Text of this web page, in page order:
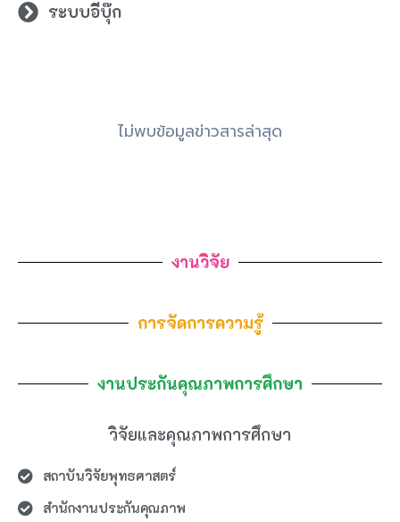
ระบบอีบุ๊ก
ไม่พบข้อมูลข่าวสารล่าสุด
งานวิจัย
การจัดการความรู้
งานประกันคุณภาพการศึกษา
วิจัยและคุณภาพการศึกษา​
สถาบันวิจัยพุทธศาสตร์
สำนักงานประกันคุณภาพ